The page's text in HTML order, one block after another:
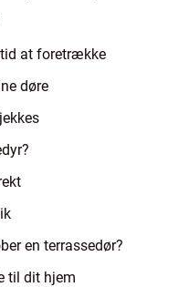
at foretrække
døre
en terrassedør?
til dit hjem